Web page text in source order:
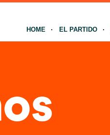
HOME EL PARTIDO